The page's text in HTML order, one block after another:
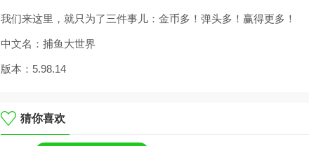
我们来这里，就只为了三件事儿：金币多！弹头多！赢得更多！
中文名：捕鱼大世界
版本：5.98.14
猜你喜欢